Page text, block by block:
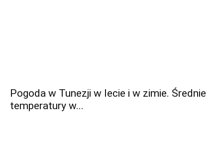
Pogoda w Tunezji w lecie i w zimie. Średnie
temperatury w...